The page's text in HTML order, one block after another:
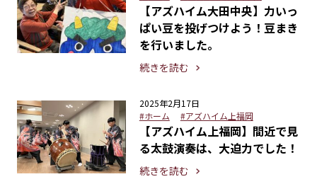
【アズハイム大田中央】力いっ
ぱい豆を投げつけよう！豆まき
を行いました。
続きを読む
2025年2月17日
#ホーム
#アズハイム上福岡
【アズハイム上福岡】間近で見
る太鼓演奏は、大迫力でした！
続きを読む